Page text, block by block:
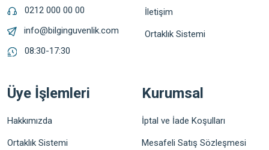
0212 000 00 00
info@bilginguvenlik.com
08:30-17:30
İletişim
Ortaklık Sistemi
Üye İşlemleri
Hakkımızda
Ortaklık Sistemi
Kurumsal
İptal ve İade Koşulları
Mesafeli Satış Sözleşmesi